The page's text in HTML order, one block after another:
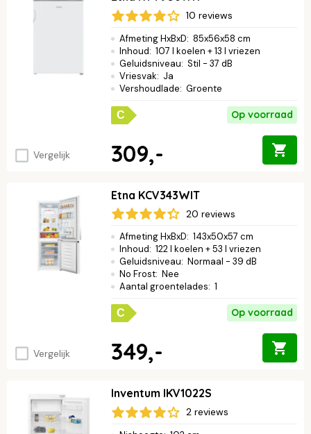
Vergelijk
10 reviews
Afmeting HxBxD: 85x56x58 cm
Inhoud: 107 l koelen + 13 l vriezen
Geluidsniveau: Stil - 37 dB
Vriesvak: Ja
Vershoudlade: Groente
C Op voorraad
309,-
Vergelijk
Etna KCV343WIT
20 reviews
Afmeting HxBxD: 143x50x57 cm
Inhoud: 122 l koelen + 53 l vriezen
Geluidsniveau: Normaal - 39 dB
No Frost: Nee
Aantal groentelades: 1
C Op voorraad
349,-
Inventum IKV1022S
2 reviews